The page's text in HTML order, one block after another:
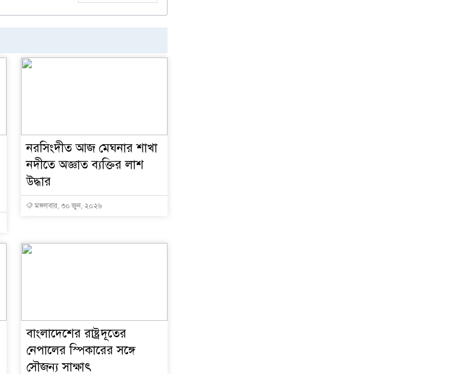
নরসিংদীত আজ মেঘনার শাখা
নদীতে অজ্ঞাত ব্যক্তির লাশ
উদ্ধার
মঙ্গলবার, ৩০ জুন, ২০২৬
বাংলাদেশের রাষ্ট্রদূতের
নেপালের স্পিকারের সঙ্গে
সৌজন্য সাক্ষাৎ